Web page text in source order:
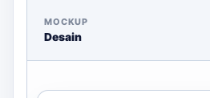
Spesifikasi dan Kualitas
memeriksa ruang tinggi, titik
MOCKUP
Desain